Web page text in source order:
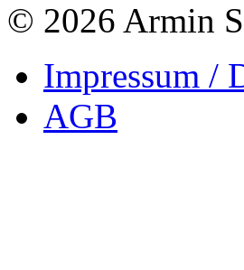
© 2026 Armin
Impressum /
AGB